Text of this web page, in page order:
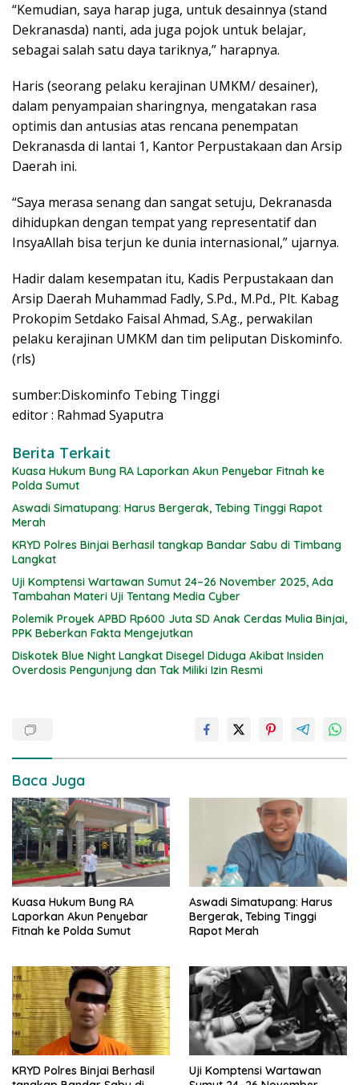
“Kemudian, saya harap juga, untuk desainnya (stand
Dekranasda) nanti, ada juga pojok untuk belajar,
sebagai salah satu daya tariknya,” harapnya.
Haris (seorang pelaku kerajinan UMKM/ desainer),
dalam penyampaian sharingnya, mengatakan rasa
optimis dan antusias atas rencana penempatan
Dekranasda di lantai 1, Kantor Perpustakaan dan Arsip
Daerah ini.
“Saya merasa senang dan sangat setuju, Dekranasda
dihidupkan dengan tempat yang representatif dan
InsyaAllah bisa terjun ke dunia internasional,” ujarnya.
Hadir dalam kesempatan itu, Kadis Perpustakaan dan
Arsip Daerah Muhammad Fadly, S.Pd., M.Pd., Plt. Kabag
Prokopim Setdako Faisal Ahmad, S.Ag., perwakilan
pelaku kerajinan UMKM dan tim peliputan Diskominfo.
(rls)
sumber:Diskominfo Tebing Tinggi
editor : Rahmad Syaputra
Berita Terkait
Kuasa Hukum Bung RA Laporkan Akun Penyebar Fitnah ke
Polda Sumut
Aswadi Simatupang: Harus Bergerak, Tebing Tinggi Rapot
Merah
KRYD Polres Binjai Berhasil tangkap Bandar Sabu di Timbang
Langkat
Uji Komptensi Wartawan Sumut 24–26 November 2025, Ada
Tambahan Materi Uji Tentang Media Cyber
Polemik Proyek APBD Rp600 Juta SD Anak Cerdas Mulia Binjai,
PPK Beberkan Fakta Mengejutkan
Diskotek Blue Night Langkat Disegel Diduga Akibat Insiden
Overdosis Pengunjung dan Tak Miliki Izin Resmi
Baca Juga
Kuasa Hukum Bung RA
Laporkan Akun Penyebar
Fitnah ke Polda Sumut
Aswadi Simatupang: Harus
Bergerak, Tebing Tinggi
Rapot Merah
KRYD Polres Binjai Berhasil
Uji Komptensi Wartawan